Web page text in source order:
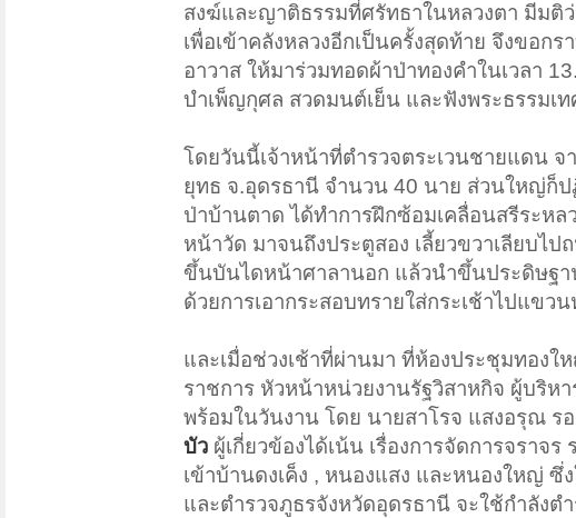
สงฆ์และญาติธรรมที่ศรัทธาในหลวงตา มีมติ
เพื่อเข้าคลังหลวงอีกเป็นครั้งสุดท้าย จึงขอก
อาวาส ให้มาร่วมทอดผ้าป่าทองคำในเวลา
บำเพ็ญกุศล สวดมนต์เย็น และฟังพระธรรมเ
โดยวันนี้เจ้าหน้าที่ตำรวจตระเวนชายแดน
ยุทธ จ.อุดรธานี จำนวน 40 นาย ส่วนใหญ่ก็
ป่าบ้านตาด ได้ทำการฝึกซ้อมเคลื่อนสรีระห
หน้าวัด มาจนถึงประตูสอง เลี้ยวขวาเลียบไป
ขึ้นบันไดหน้าศาลานอก แล้วนำขึ้นประดิษฐา
ด้วยการเอากระสอบทรายใส่กระเช้าไปแข
และเมื่อช่วงเช้าที่ผ่านมา ที่ห้องประชุมทอง
ราชการ หัวหน้าหน่วยงานรัฐวิสาหกิจ ผู้บริห
พร้อมในวันงาน โดย นายสาโรจ แสงอรุณ ร
บัว ผู้เกี่ยวข้องได้เน้น เรื่องการจัดการจราจ
เข้าบ้านดงเค็ง , หนองแสง และหนองใหญ่
และตำรวจภูธรจังหวัดอุดรธานี จะใช้กำลัง